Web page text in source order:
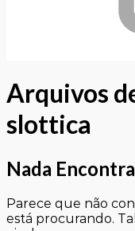
Arquivos
slottica
Nada
Parece que não
está procurando.